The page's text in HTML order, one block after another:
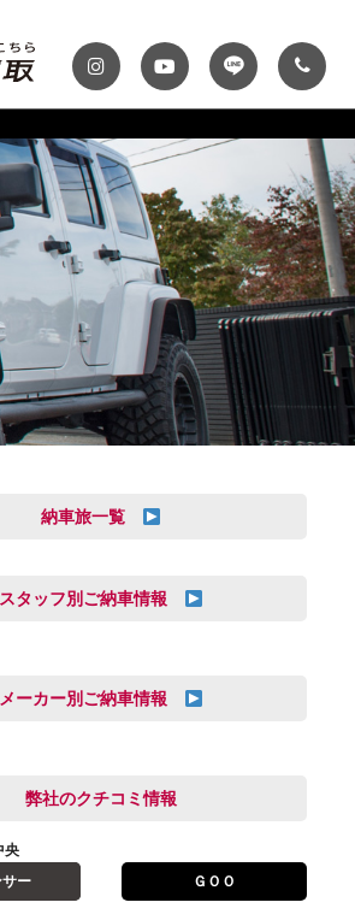
Audi
VOLVO
自動車保険
必要書類
トップランク神戸
ROKKO i PARK
納車旅一覧
スタッフ別ご納車情報
メーカー別ご納車情報
弊社のクチコミ情報
央
ー
ＧＯＯ